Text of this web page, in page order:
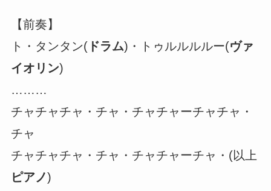
【前奏】
ト・タンタン(ドラム)・トゥルルルルー(ヴァ
イオリン)
………
チャチャチャ・チャ・チャチャーチャチャ・
チャ
チャチャチャ・チャ・チャチャーチャ・(以上
ピアノ)